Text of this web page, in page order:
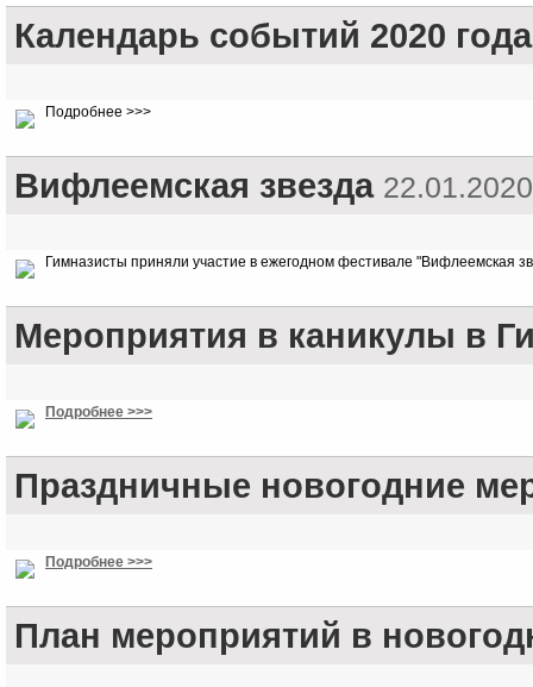
Календарь событий 2020
Подробнее >>>
Вифлеемская звезда 22.01.2020
Гимназисты приняли участие в ежегодном фестивале "Вифлеемская
Мероприятия в каникулы в
Подробнее >>>
Праздничные новогодние
Подробнее >>>
План мероприятий в